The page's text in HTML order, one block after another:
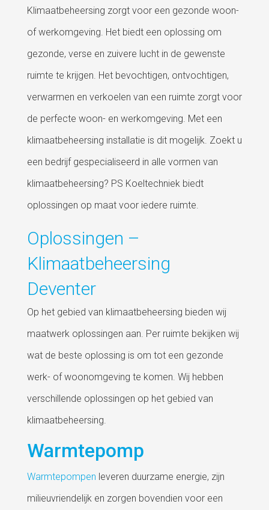
Klimaatbeheersing zorgt voor een gezonde woon-
of werkomgeving. Het biedt een oplossing om
gezonde, verse en zuivere lucht in de gewenste
ruimte te krijgen. Het bevochtigen, ontvochtigen,
verwarmen en verkoelen van een ruimte zorgt voor
de perfecte woon- en werkomgeving. Met een
klimaatbeheersing installatie is dit mogelijk. Zoekt u
een bedrijf gespecialiseerd in alle vormen van
klimaatbeheersing? PS Koeltechniek biedt
oplossingen op maat voor iedere ruimte.
Oplossingen –
Klimaatbeheersing
Deventer
Op het gebied van klimaatbeheersing bieden wij
maatwerk oplossingen aan. Per ruimte bekijken wij
wat de beste oplossing is om tot een gezonde
werk- of woonomgeving te komen. Wij hebben
verschillende oplossingen op het gebied van
klimaatbeheersing.
Warmtepomp
Warmtepompen leveren duurzame energie, zijn
milieuvriendelijk en zorgen bovendien voor een